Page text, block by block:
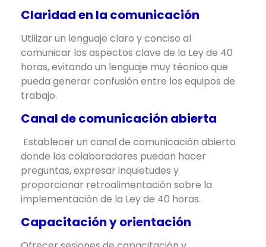
Claridad en la comunicación
Utilizar un lenguaje claro y conciso al
comunicar los aspectos clave de la Ley de 40
horas, evitando un lenguaje muy técnico que
pueda generar confusión entre los equipos de
trabajo.
Canal de comunicación abierta
Establecer un canal de comunicación abierto
donde los colaboradores puedan hacer
preguntas, expresar inquietudes y
proporcionar retroalimentación sobre la
implementación de la Ley de 40 horas.
Capacitación y orientación